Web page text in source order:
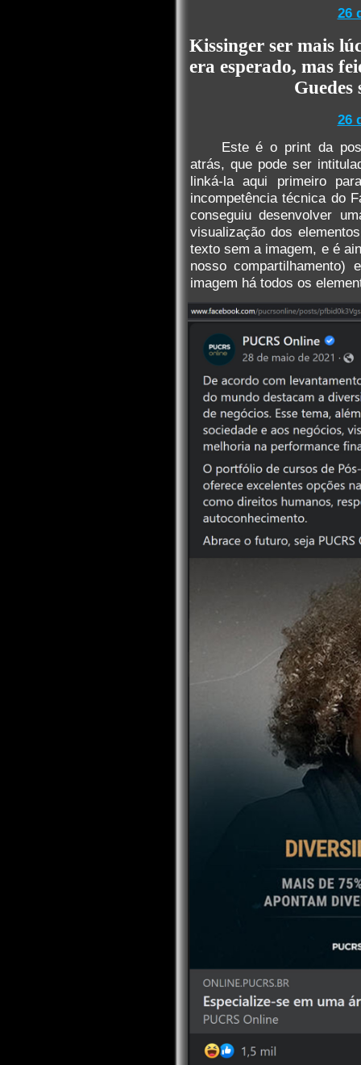
26
Kissinger ser mais
era esperado, mas
Guedes
26
Este é o print da
atrás, que pode ser
linká-la aqui primeiro
incompetência técnica do
conseguiu desenvolver
visualização dos
texto sem a imagem, e é
nosso
imagem há todos os